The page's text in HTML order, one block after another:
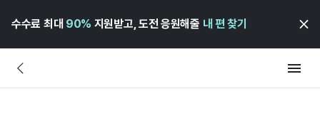
수수료 최대 90% 지원받고, 도전 응원해줄 내 편 찾기